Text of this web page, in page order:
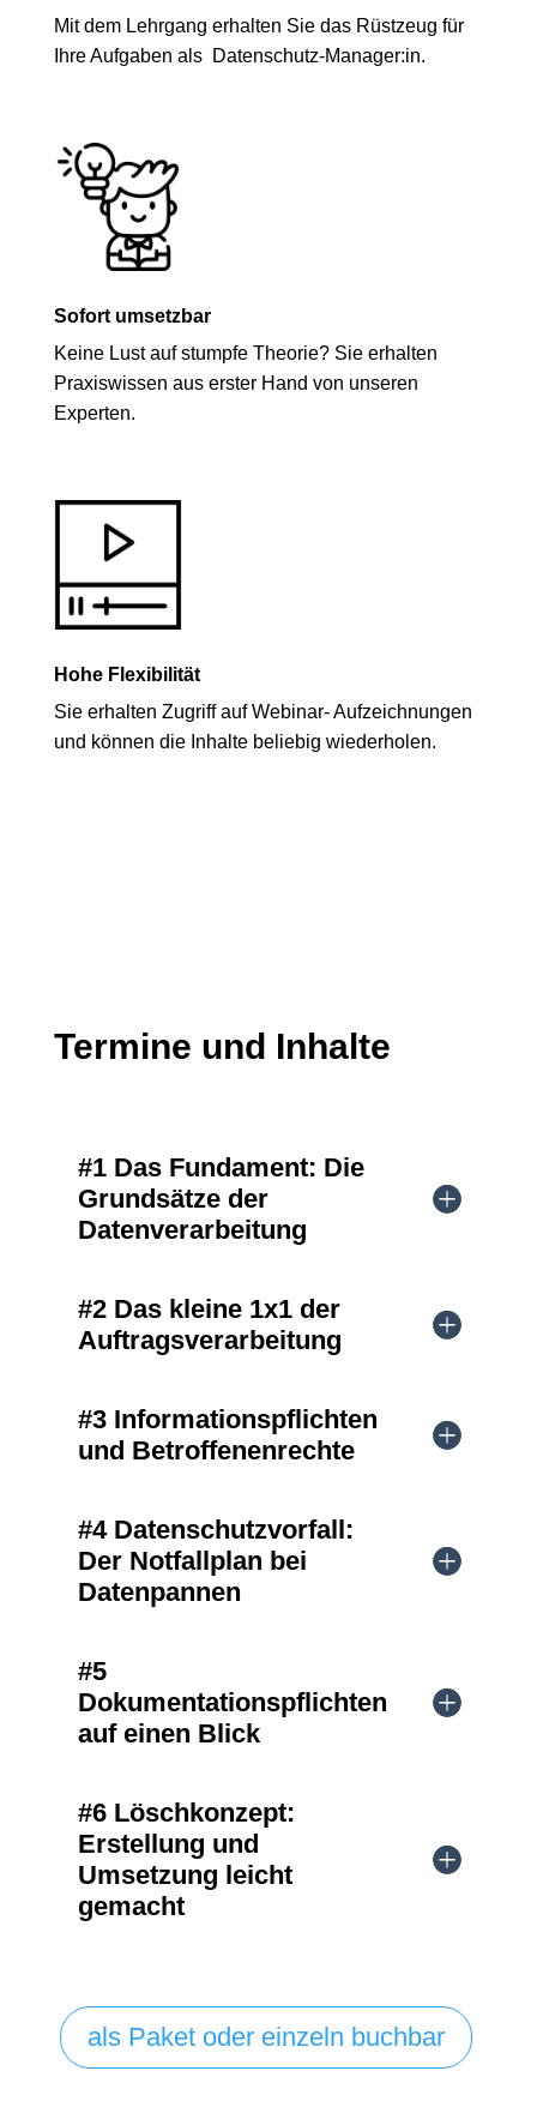
Mit dem Lehrgang erhalten Sie das Rüstzeug für
Ihre Aufgaben als Datenschutz-Manager:in.
Sofort umsetzbar
Keine Lust auf stumpfe Theorie? Sie erhalten
Praxiswissen aus erster Hand von unseren
Experten.
Hohe Flexibilität
Sie erhalten Zugriff auf Webinar- Aufzeichnungen
und können die Inhalte beliebig wiederholen.
Termine und Inhalte
#1 Das Fundament: Die
Grundsätze der
Datenverarbeitung
#2 Das kleine 1x1 der
Auftragsverarbeitung
#3 Informationspflichten
und Betroffenenrechte
#4 Datenschutzvorfall:
Der Notfallplan bei
Datenpannen
#5
Dokumentationspflichten
auf einen Blick
#6 Löschkonzept:
Erstellung und
Umsetzung leicht
gemacht
als Paket oder einzeln buchbar